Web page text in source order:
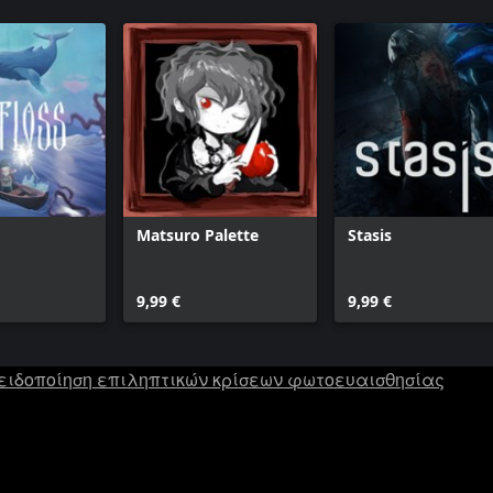
Matsuro Palette
9,99 €
Stasis
9,99 €
επιληπτικών κρίσεων φωτοευαισθησίας